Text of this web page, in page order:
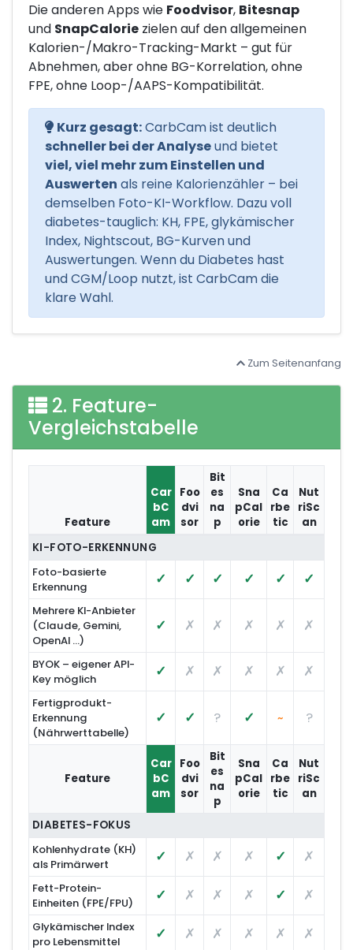
Die anderen Apps wie Foodvisor, Bitesnap
und SnapCalorie zielen auf den allgemeinen
Kalorien-/Makro-Tracking-Markt – gut für
Abnehmen, aber ohne BG-Korrelation, ohne
FPE, ohne Loop-/AAPS-Kompatibilität.
Kurz gesagt:CarbCam ist deutlich
schneller bei der Analyseund bietet
viel, viel mehr zum Einstellen und
Auswerten als reine Kalorienzähler – bei
demselben Foto-KI-Workflow. Dazu voll
diabetes-tauglich: KH, FPE, glykämischer
Index, Nightscout, BG-Kurven und
Auswertungen. Wenn du Diabetes hast
und CGM/Loop nutzt, ist CarbCam die
klare Wahl.
Zum Seitenanfang
2. Feature-
Vergleichstabelle
Vergleich von CarbCam mit anderen Apps
Feature
Car
bC
am
Foo
dvi
sor
Bit
es
na
p
Sna
pCal
orie
Ca
rbe
tic
Nut
riSc
an
KI-FOTO-ERKENNUNG
Foto-basierte
Erkennung
✓ ✓ ✓ ✓ ✓ ✓
Mehrere KI-Anbieter
(Claude, Gemini,
OpenAI …)
✓ ✗ ✗ ✗ ✗ ✗
BYOK – eigener API-
Key möglich
✓ ✗ ✗ ✗ ✗ ✗
Fertigprodukt-
Erkennung
(Nährwerttabelle)
✓ ✓ ? ✓ ~ ?
Feature
Car
bC
am
Foo
dvi
sor
Bit
es
na
p
Sna
pCal
orie
Ca
rbe
tic
Nut
riSc
an
DIABETES-FOKUS
Kohlenhydrate (KH)
als Primärwert
✓ ✗ ✗ ✗ ✓ ✗
Fett-Protein-
Einheiten (FPE/FPU)
✓ ✗ ✗ ✗ ✓ ✗
Glykämischer Index
pro Lebensmittel
✓ ✗ ✗ ✗ ✗ ✗